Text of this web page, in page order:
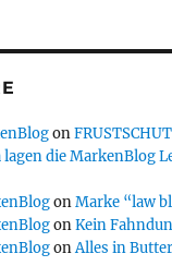
on
lagen die
onMarke “law
onKein
onAlles in